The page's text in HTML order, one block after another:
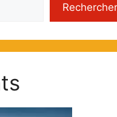
Rechercher